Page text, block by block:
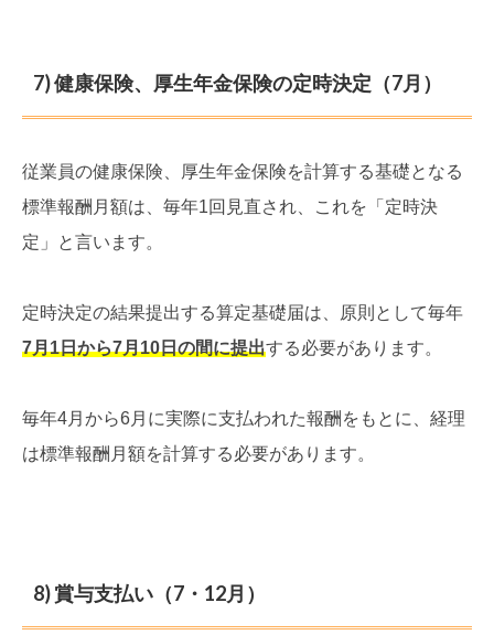
7) 健康保険、厚生年金保険の定時決定（7月）
従業員の健康保険、厚生年金保険を計算する基礎となる
標準報酬月額は、毎年1回見直され、これを「定時決
定」と言います。
定時決定の結果提出する算定基礎届は、原則として毎年
7月1日から7月10日の間に提出する必要があります。
毎年4月から6月に実際に支払われた報酬をもとに、経理
は標準報酬月額を計算する必要があります。
8) 賞与支払い（7・12月）